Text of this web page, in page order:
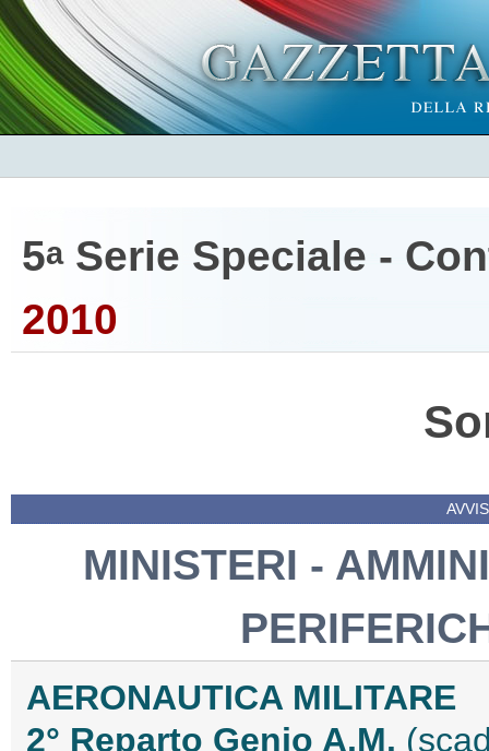
5aSerie Speciale -
2010
MINISTERI -
AERONAUTICA MILITARE
2° Reparto Genio A.M.